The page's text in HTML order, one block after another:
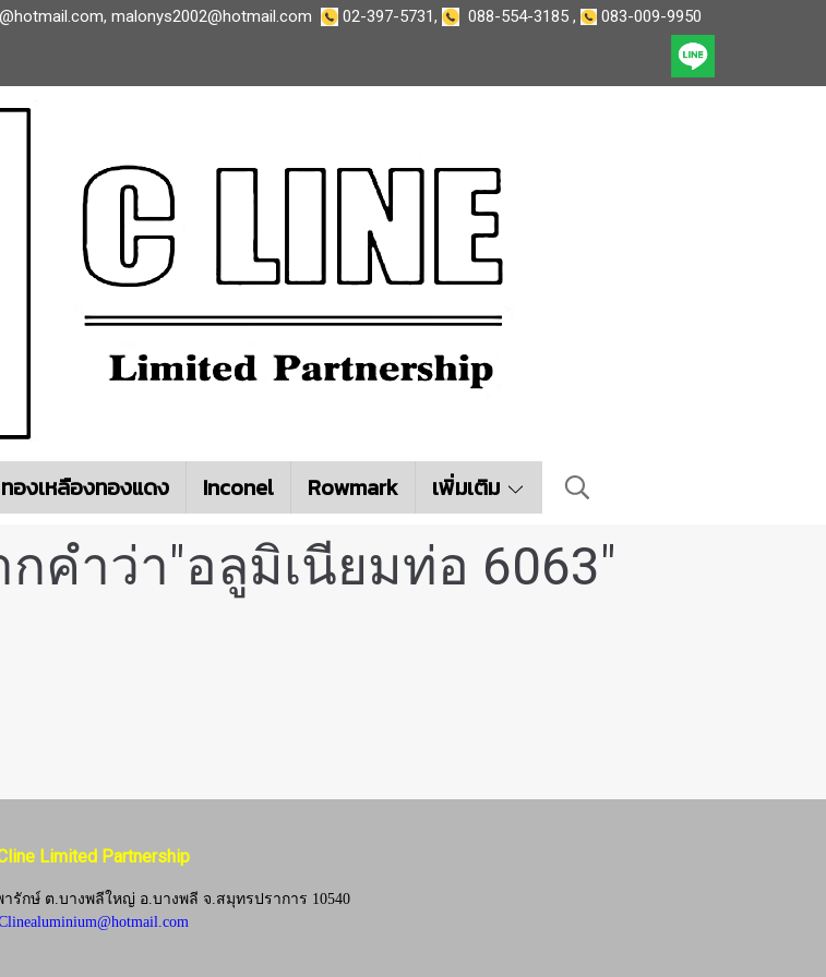
, malonys2002@hotmail.com 02-397-5731, 088-554-3185 , 083-009-9950
ทองเหลืองทองแดง Inconel Rowmark เพิ่มเติม
คำว่า"อลูมิเนียมท่อ 6063"
Limited Partnership
รักษ์ ต.บางพลีใหญ่ อ.บางพลี จ.สมุทรปราการ 10540